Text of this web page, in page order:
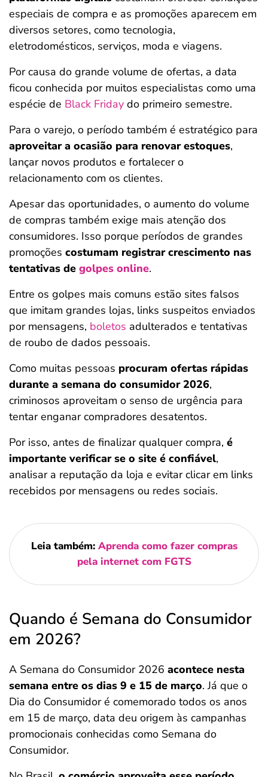
especiais de compra e as promoções aparecem em
diversos setores, como tecnologia,
eletrodomésticos, serviços, moda e viagens.
Por causa do grande volume de ofertas, a data
ficou conhecida por muitos especialistas como uma
espécie de Black Friday do primeiro semestre.
Para o varejo, o período também é estratégico para
aproveitar a ocasião para renovar estoques,
lançar novos produtos e fortalecer o
relacionamento com os clientes.
Apesar das oportunidades, o aumento do volume
de compras também exige mais atenção dos
consumidores. Isso porque períodos de grandes
promoções costumam registrar crescimento nas
tentativas de golpes online.
Entre os golpes mais comuns estão sites falsos
que imitam grandes lojas, links suspeitos enviados
por mensagens, boletos adulterados e tentativas
de roubo de dados pessoais.
Como muitas pessoas procuram ofertas rápidas
durante a semana do consumidor 2026,
criminosos aproveitam o senso de urgência para
tentar enganar compradores desatentos.
Por isso, antes de finalizar qualquer compra, é
importante verificar se o site é confiável,
analisar a reputação da loja e evitar clicar em links
recebidos por mensagens ou redes sociais.
Leia também: Aprenda como fazer compras
pela internet com FGTS
Quando é Semana do Consumidor
em 2026?
A Semana do Consumidor 2026 acontece nesta
semana entre os dias 9 e 15 de março. Já que o
Dia do Consumidor é comemorado todos os anos
em 15 de março, data deu origem às campanhas
promocionais conhecidas como Semana do
Consumidor.